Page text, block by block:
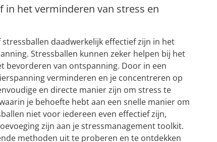
in het verminderen van stress en
daadwerkelijk effectief zijn in het
Stressballen kunnen zeker helpen bij het
bevorderen van ontspanning. Door in een
verminderen en je concentreren op
en directe manier zijn om stress te
je behoefte hebt aan een snelle manier om
niet voor iedereen even effectief zijn,
zijn aan je stressmanagement toolkit.
methoden uit te proberen en te ontdekken